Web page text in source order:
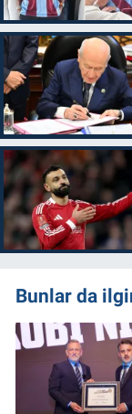
Bunlar da